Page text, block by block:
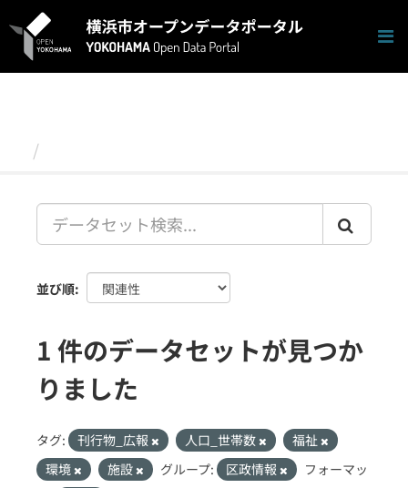
キ
並び順
1 件のデータセットが見つか
りました
タグ: 刊行物_広報 人口_世帯数
福祉
環境
施設 グループ: 区政情報
フォーマッ